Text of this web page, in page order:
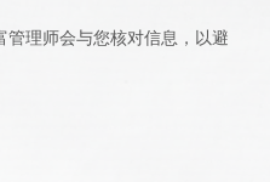
理师会与您核对信息，以避